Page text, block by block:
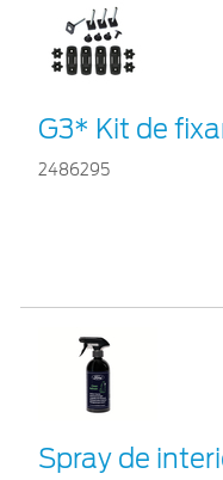
G3* Kit de
2486295
Spray de